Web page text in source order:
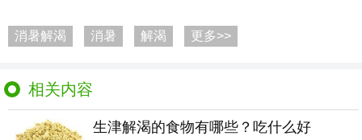
消暑解渴 消暑 解渴 更多>>
相关内容
生津解渴的食物有哪些？吃什么好